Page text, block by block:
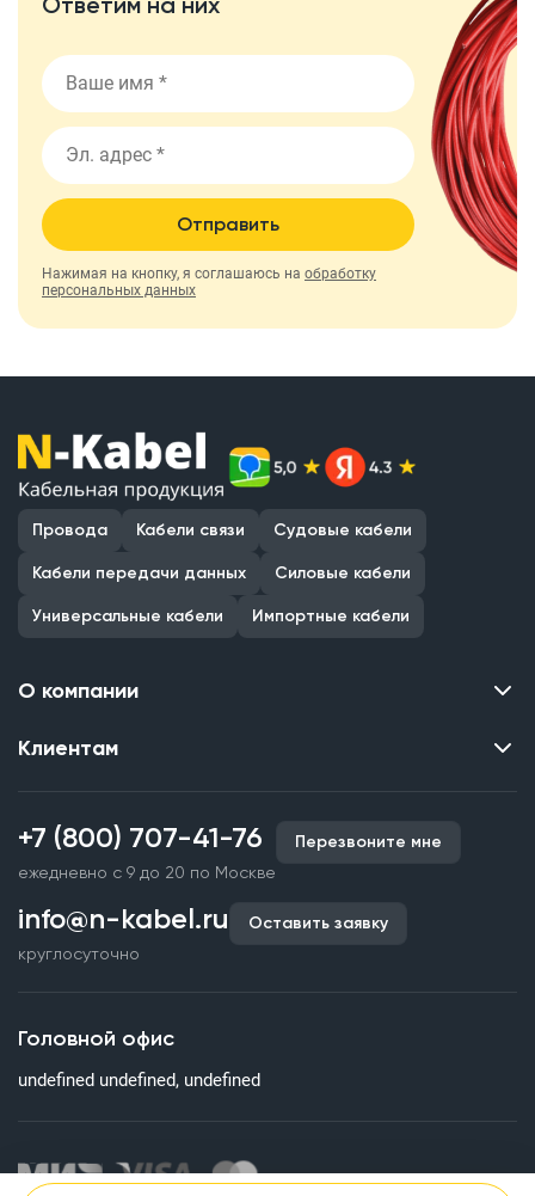
Отправить
Нажимая на кнопку, я соглашаюсь на обработку
персональных данных
Провода Кабели связи Судовые кабели
Кабели передачи данных Силовые кабели
Универсальные кабели Импортные кабели
О компании
Контакты
Наши объекты
Партнерство
Документы и реквизиты
Клиентам
Производство кабельной продукции
Срочное изготовление
Оплата и доставка
Гарантия качества
Статьи
Вопросы и ответы
+7 (800) 707-41-76
ежедневно с 9 до 20 по Москве
Перезвоните мне
info@n-kabel.ru
круглосуточно
Оставить заявку
Головной офис
undefined undefined, undefined